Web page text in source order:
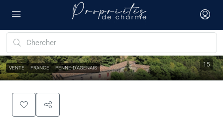
15
VENTE FRANCE PENNE-D'AGENAIS